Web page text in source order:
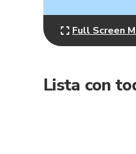
Full Screen
Lista con